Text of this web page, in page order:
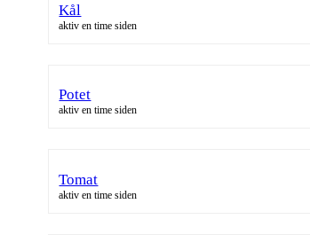
Kål
aktiv en time siden
Potet
aktiv en time siden
Tomat
aktiv en time siden